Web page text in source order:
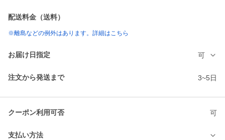
配送料金（送料）
※離島などの例外はあります。詳細はこちら
お届け日指定 可
注文から発送まで 3~5日
クーポン利用可否 可
支払い方法